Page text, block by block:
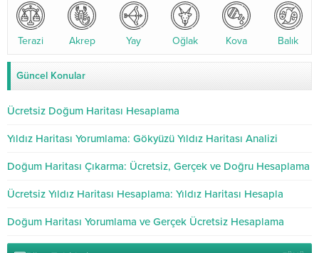
Terazi Akrep Yay Oğlak Kova Balık
Güncel Konular
Ücretsiz Doğum Haritası Hesaplama
Yıldız Haritası Yorumlama: Gökyüzü Yıldız Haritası Analizi
Doğum Haritası Çıkarma: Ücretsiz, Gerçek ve Doğru Hesaplama
Ücretsiz Yıldız Haritası Hesaplama: Yıldız Haritası Hesapla
Doğum Haritası Yorumlama ve Gerçek Ücretsiz Hesaplama